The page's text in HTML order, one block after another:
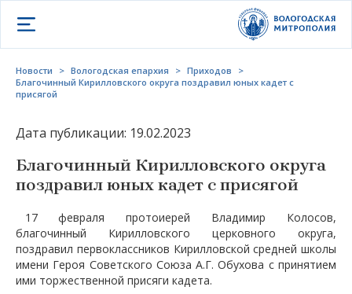
Открыть меню
Новости > Вологодская епархия > Приходов
>
Благочинный Кирилловского округа поздравил юных кадет с
присягой
Дата публикации: 19.02.2023
Благочинный Кирилловского округа
поздравил юных кадет с присягой
17 февраля протоиерей Владимир Колосов,
благочинный Кирилловского церковного округа,
поздравил первоклассников Кирилловской средней школы
имени Героя Советского Союза А.Г. Обухова с принятием
ими торжественной присяги кадета.